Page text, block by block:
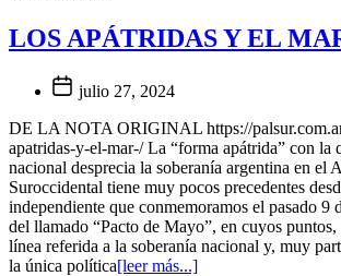
LOS APÁTRIDAS Y EL
julio 27, 2024
DE LA NOTA ORIGINAL https://
apatridas-y-el-mar-/ La “forma apátrida” con la
nacional desprecia la soberanía argentina en el
Suroccidental tiene muy pocos precedentes
independiente que conmemoramos el pasado 9
del llamado “Pacto de Mayo”, en cuyos puntos,
línea referida a la soberanía nacional y, muy
la única política[leer más...]